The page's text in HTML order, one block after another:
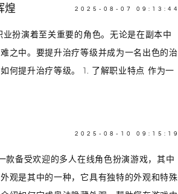
煌 2025-08-07 09:13:44
扮演着至关重要的角色。无论是在副本中
之中。要提升治疗等级并成为一名出色的治
何提升治疗等级。 1. 了解职业特点 作为一
2025-08-10 09:15:19
备受欢迎的多人在线角色扮演游戏，其中
观是其中的一种，它具有独特的外观和特殊